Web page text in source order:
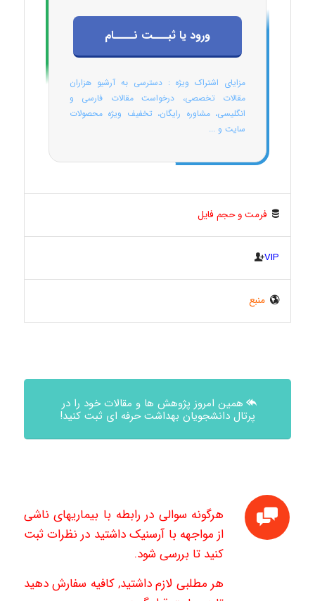
ورود یا ثبـــت نــــام
مزایای اشتراک ویژه : دسترسی به آرشیو هزاران
مقالات تخصصی، درخواست مقالات فارسی و
انگلیسی، مشاوره رایگان، تخفیف ویژه محصولات
سایت و ...
فرمت و حجم فایل
VIP
منبع
همین امروز پژوهش ها و مقالات خود را در
پرتال دانشجویان بهداشت حرفه ای ثبت کنید!
هرگونه سوالی در رابطه با بیماریهای ناشی
از مواجهه با آرسنیک داشتید در نظرات ثبت
کنید تا بررسی شود.
هر مطلبی لازم داشتید, کافیه سفارش دهید